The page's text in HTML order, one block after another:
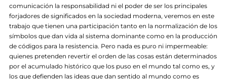
comunicación la responsabilidad ni el poder de ser los principales
forjadores de significados en la sociedad moderna, veremos en este
trabajo que tienen una participación tanto en la normalización de los
símbolos que dan vida al sistema dominante como en la producción
de códigos para la resistencia. Pero nada es puro ni impermeable:
quienes pretenden revertir el orden de las cosas están determinados
por el acumulado histórico que los puso en el mundo tal como es, y
los que defienden las ideas que dan sentido al mundo como es